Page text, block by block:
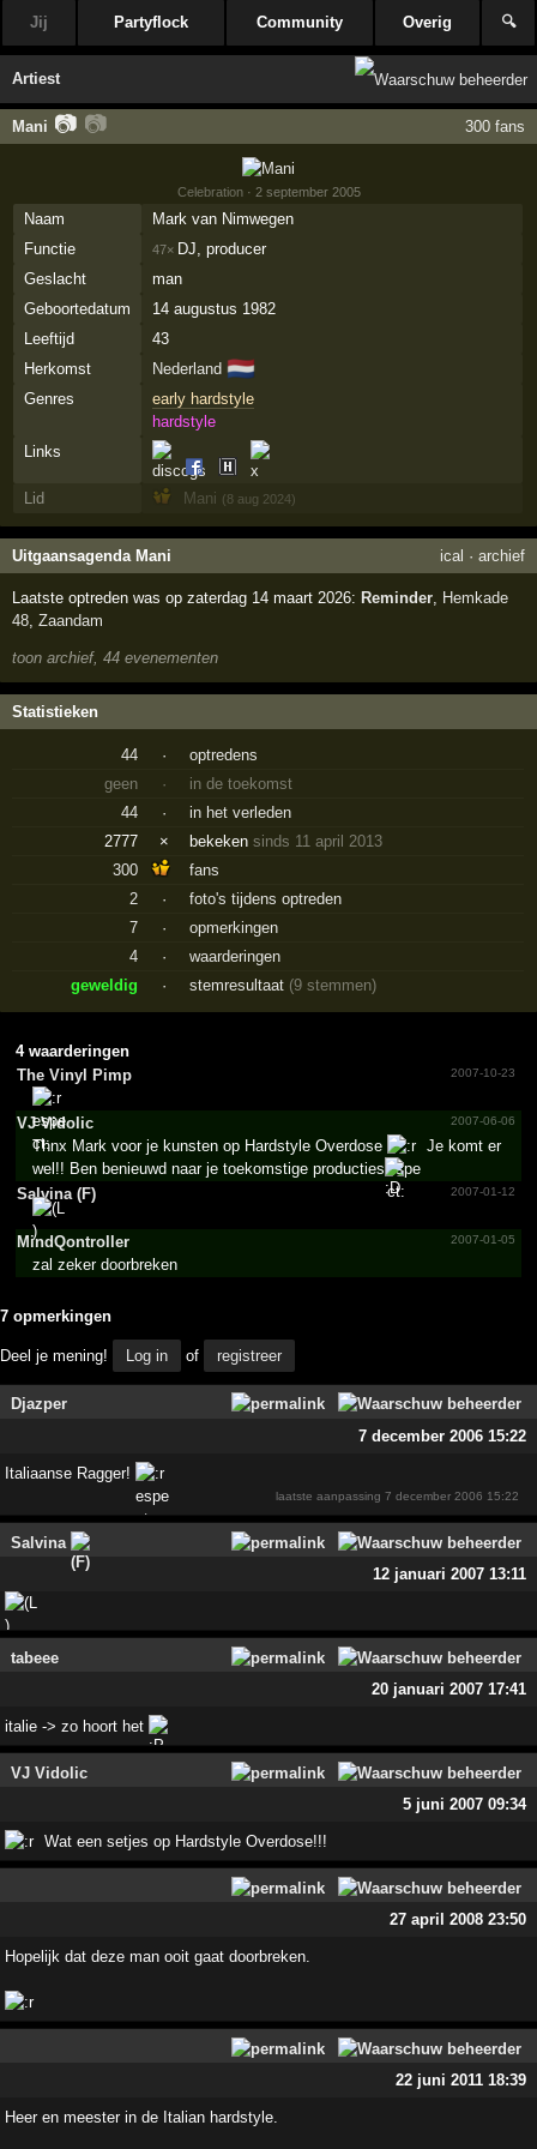
Jij Partyflock Community Overig 🔍
Artiest
Mani 📷 📷 300 fans
Celebration· 2 september 2005
Naam
Mark van Nimwegen
Functie
47× DJ, producer
Geslacht
man
Geboortedatum
14 augustus 1982
Leeftijd
43
Herkomst
Nederland 🇳🇱
Genres
early hardstyle
hardstyle
Links
Lid Mani (8 aug 2024)
Uitgaansagenda Mani ical · archief
Laatste optreden was op zaterdag 14 maart 2026:Reminder Hemkade
48 ,Zaandam
toon archief, 44 evenementen
Statistieken
44 ·
optredens
geen
·
in de toekomst
44
·
in het verleden
2777
× bekekensinds 11 april 2013
300
fans
2
·
foto's tijdens optreden
7
·
opmerkingen
4
·
waarderingen
geweldig
· stemresultaat (9 stemmen)
4 waarderingen
The Vinyl Pimp
2007-10-23
VJ Vidolic 2007-06-06
Thnx Mark voor je kunsten op Hardstyle Overdose
Je komt er
wel!! Ben benieuwd naar je toekomstige producties
Salvina (F)
2007-01-12
MindQo­ntroll­er 2007-01-05
zal zeker doorbreken
7 opmerkingen
Deel je mening! Log in of registreer
Djazper
7 december 2006 15:22
Italiaanse Ragger!
laatste aanpassing7 december 2006 15:22
Salvina
12 januari 2007 13:11
tabeee
20 januari 2007 17:41
italie -> zo hoort het
VJ Vidolic
5 juni 2007 09:34
Wat een setjes op Hardstyle Overdose!!!
27 april 2008 23:50
Hopelijk dat deze man ooit gaat doorbreken.
22 juni 2011 18:39
Heer en meester in de Italian hardstyle.